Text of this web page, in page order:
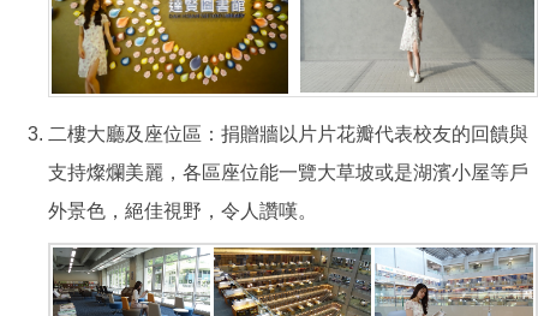
二樓大廳及座位區：捐贈牆以片片花瓣代表校友的回饋與
支持燦爛美麗，各區座位能一覽大草坡或是湖濱小屋等戶
外景色，絕佳視野，令人讚嘆。